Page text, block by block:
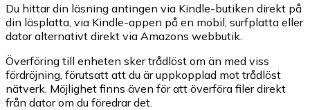
Du hittar din läsning antingen via Kindle-butiken direkt på
din läsplatta, via Kindle-appen på en mobil, surfplatta eller
dator alternativt direkt via Amazons webbutik.
Överföring till enheten sker trådlöst om än med viss
fördröjning, förutsatt att du är uppkopplad mot trådlöst
nätverk. Möjlighet finns även för att överföra filer direkt
från dator om du föredrar det.